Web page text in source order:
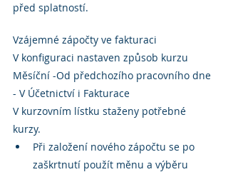
před splatností.
Vzájemné zápočty ve fakturaci
V konfiguraci nastaven způsob kurzu
Měsíční -Od předchozího pracovního dne
- V Účetnictví i Fakturace
V kurzovním lístku staženy potřebné
kurzy.
Při založení nového zápočtu se po
zaškrtnutí použít měnu a výběru